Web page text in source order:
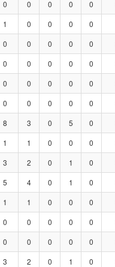
0 0 0 0 0
1 0 0 0 0
0 0 0 0 0
0 0 0 0 0
0 0 0 0 0
0 0 0 0 0
8 3 0 5 0
1 1 0 0 0
3 2 0 1 0
5 4 0 1 0
1 1 0 0 0
0 0 0 0 0
0 0 0 0 0
3 2 0 1 0